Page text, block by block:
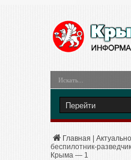
Главная Актуально
беспилотник-
Крыма — 1